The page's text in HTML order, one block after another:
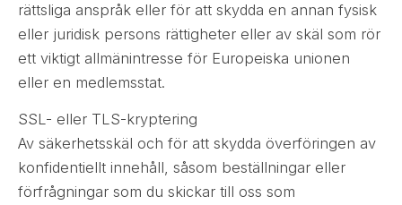
rättsliga anspråk eller för att skydda en annan fysisk
eller juridisk persons rättigheter eller av skäl som rör
ett viktigt allmänintresse för Europeiska unionen
eller en medlemsstat.
SSL- eller TLS-kryptering
Av säkerhetsskäl och för att skydda överföringen av
konfidentiellt innehåll, såsom beställningar eller
förfrågningar som du skickar till oss som